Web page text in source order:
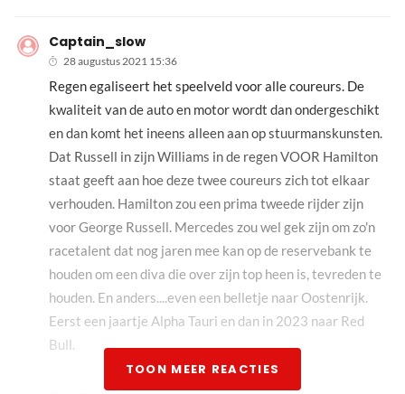
Captain_slow
28 augustus 2021 15:36
Regen egaliseert het speelveld voor alle coureurs. De
kwaliteit van de auto en motor wordt dan ondergeschikt
en dan komt het ineens alleen aan op stuurmanskunsten.
Dat Russell in zijn Williams in de regen VOOR Hamilton
staat geeft aan hoe deze twee coureurs zich tot elkaar
verhouden. Hamilton zou een prima tweede rijder zijn
voor George Russell. Mercedes zou wel gek zijn om zo'n
racetalent dat nog jaren mee kan op de reservebank te
houden om een diva die over zijn top heen is, tevreden te
houden. En anders....even een belletje naar Oostenrijk.
Eerst een jaartje Alpha Tauri en dan in 2023 naar Red
Bull.
TOON MEER REACTIES